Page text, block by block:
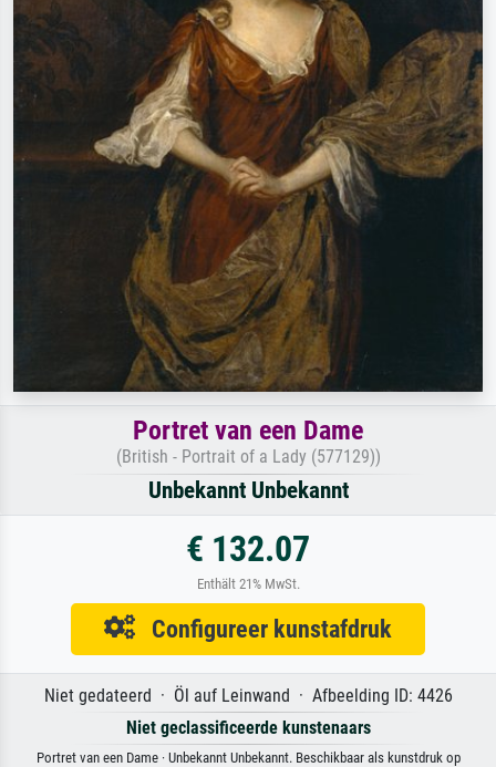
Portret van een Dame
(British - Portrait of a Lady (577129))
Unbekannt Unbekannt
€ 132.07
Enthält 21% MwSt.
Configureer kunstafdruk
Niet gedateerd · Öl auf Leinwand · Afbeelding ID: 4426
Niet geclassificeerde kunstenaars
Portret van een Dame · Unbekannt Unbekannt. Beschikbaar als kunstdruk op